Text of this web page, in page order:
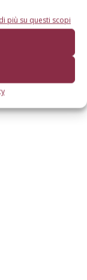
più su questi scopi
Via Eritrea 21 -
Registro delle
(Precedentemente
06/1992)
353/2003 conv. L.